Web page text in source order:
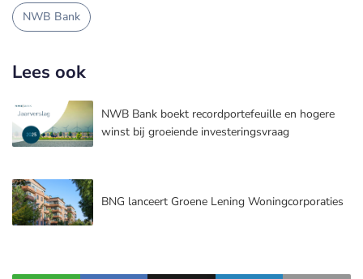
NWB Bank
Lees ook
NWB Bank boekt recordportefeuille en hogere
winst bij groeiende investeringsvraag
BNG lanceert Groene Lening Woningcorporaties